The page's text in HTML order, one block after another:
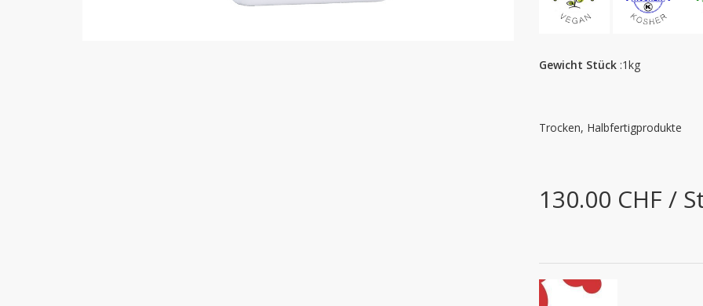
Gewicht Stück :1kg
Trocken, Halbfertigprodukte
130.00 CHF /